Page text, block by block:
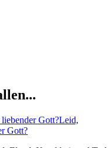
Leid,
Gott?